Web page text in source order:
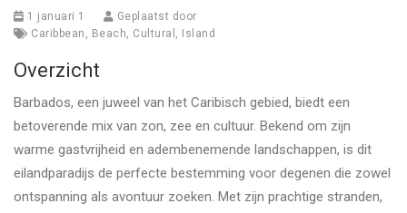
1 januari 1
Geplaatst door
Caribbean
Beach Cultural Island
Overzicht
Barbados, een juweel van het Caribisch gebied, biedt een
betoverende mix van zon, zee en cultuur. Bekend om zijn
warme gastvrijheid en adembenemende landschappen, is dit
eilandparadijs de perfecte bestemming voor degenen die zowel
ontspanning als avontuur zoeken. Met zijn prachtige stranden,